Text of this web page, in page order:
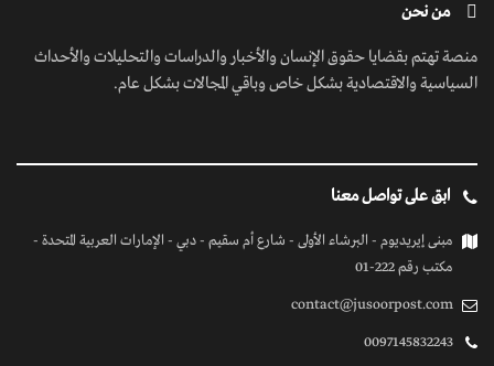
من نحن
منصة تهتم بقضايا حقوق الإنسان والأخبار والدراسات والتحليلات والأحداث
السياسية والاقتصادية بشكل خاص وباقي المجالات بشكل عام.
ابق على تواصل معنا
مبنى إيريديوم - البرشاء الأولى - شارع أم سقيم - دبي - الإمارات العربية المتحدة -
مكتب رقم 222-01
contact@jusoorpost.com
0097145832243